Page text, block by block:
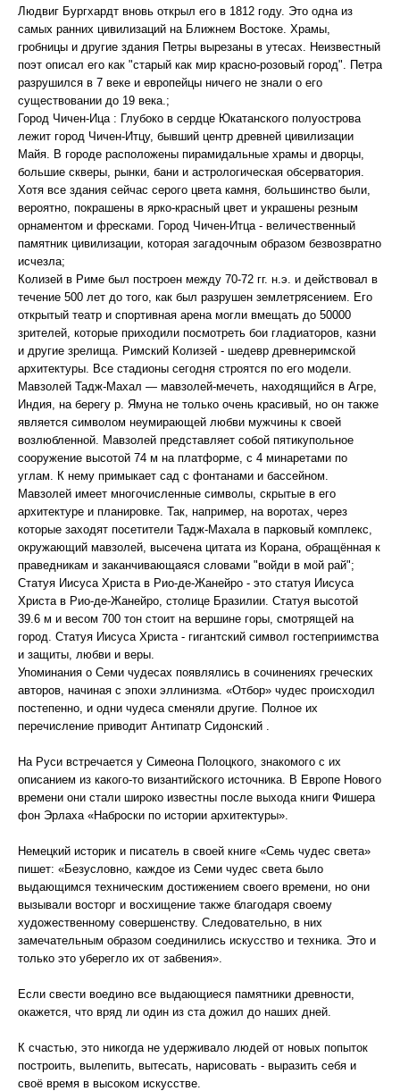
Людвиг Бургхардт вновь открыл его в 1812 году. Это одна из
самых ранних цивилизаций на Ближнем Востоке. Храмы,
гробницы и другие здания Петры вырезаны в утесах. Неизвестный
поэт описал его как "старый как мир красно-розовый город". Петра
разрушился в 7 веке и европейцы ничего не знали о его
существовании до 19 века.;
Город Чичен-Ица : Глубоко в сердце Юкатанского полуострова
лежит город Чичен-Итцу, бывший центр древней цивилизации
Майя. В городе расположены пирамидальные храмы и дворцы,
большие скверы, рынки, бани и астрологическая обсерватория.
Хотя все здания сейчас серого цвета камня, большинство были,
вероятно, покрашены в ярко-красный цвет и украшены резным
орнаментом и фресками. Город Чичен-Итца - величественный
памятник цивилизации, которая загадочным образом безвозвратно
исчезла;
Колизей в Риме был построен между 70-72 гг. н.э. и действовал в
течение 500 лет до того, как был разрушен землетрясением. Его
открытый театр и спортивная арена могли вмещать до 50000
зрителей, которые приходили посмотреть бои гладиаторов, казни
и другие зрелища. Римский Колизей - шедевр древнеримской
архитектуры. Все стадионы сегодня строятся по его модели.
Мавзолей Тадж-Махал — мавзолей-мечеть, находящийся в Агре,
Индия, на берегу р. Ямуна не только очень красивый, но он также
является символом неумирающей любви мужчины к своей
возлюбленной. Мавзолей представляет собой пятикупольное
сооружение высотой 74 м на платформе, с 4 минаретами по
углам. К нему примыкает сад с фонтанами и бассейном.
Мавзолей имеет многочисленные символы, скрытые в его
архитектуре и планировке. Так, например, на воротах, через
которые заходят посетители Тадж-Махала в парковый комплекс,
окружающий мавзолей, высечена цитата из Корана, обращённая к
праведникам и заканчивающаяся словами "войди в мой рай";
Статуя Иисуса Христа в Рио-де-Жанейро - это статуя Иисуса
Христа в Рио-де-Жанейро, столице Бразилии. Статуя высотой
39.6 м и весом 700 тон стоит на вершине горы, смотрящей на
город. Статуя Иисуса Христа - гигантский символ гостеприимства
и защиты, любви и веры.
Упоминания о Семи чудесах появлялись в сочинениях греческих
авторов, начиная с эпохи эллинизма. «Отбор» чудес происходил
постепенно, и одни чудеса сменяли другие. Полное их
перечисление приводит Антипатр Сидонский .
На Руси встречается у Симеона Полоцкого, знакомого с их
описанием из какого-то византийского источника. В Европе Нового
времени они стали широко известны после выхода книги Фишера
фон Эрлаха «Наброски по истории архитектуры».
Немецкий историк и писатель в своей книге «Семь чудес света»
пишет: «Безусловно, каждое из Семи чудес света было
выдающимся техническим достижением своего времени, но они
вызывали восторг и восхищение также благодаря своему
художественному совершенству. Следовательно, в них
замечательным образом соединились искусство и техника. Это и
только это уберегло их от забвения».
Если свести воедино все выдающиеся памятники древности,
окажется, что вряд ли один из ста дожил до наших дней.
К счастью, это никогда не удерживало людей от новых попыток
построить, вылепить, вытесать, нарисовать - выразить себя и
своё время в высоком искусстве.